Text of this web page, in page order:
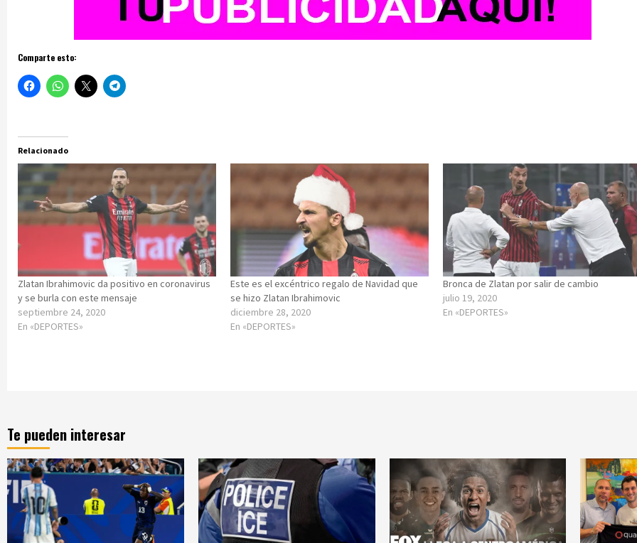
Comparte esto:
Relacionado
Zlatan Ibrahimovic da positivo en coronavirus
y se burla con este mensaje
septiembre 24, 2020
En «DEPORTES»
Este es el excéntrico regalo de Navidad que
se hizo Zlatan Ibrahimovic
diciembre 28, 2020
En «DEPORTES»
Bronca de Zlatan por salir de cambio
julio 19, 2020
En «DEPORTES»
Te pueden interesar